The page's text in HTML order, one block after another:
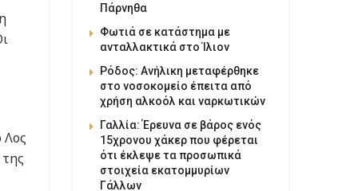
Λος
Πάρνηθα
Φωτιά σε κατάστημα με
ανταλλακτικά στο Ίλιον
Ρόδος: Ανήλικη μεταφέρθηκε
στο νοσοκομείο έπειτα από
χρήση αλκοόλ και ναρκωτικών
Γαλλία: Έρευνα σε βάρος ενός
15χρονου χάκερ που φέρεται
ότι έκλεψε τα προσωπικά
στοιχεία εκατομμυρίων
Γάλλων